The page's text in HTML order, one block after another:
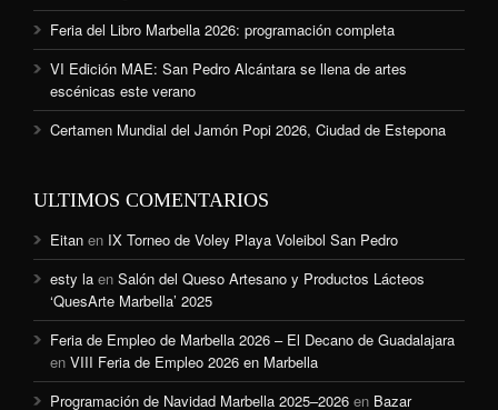
Feria del Libro Marbella 2026: programación completa
VI Edición MAE: San Pedro Alcántara se llena de artes
escénicas este verano
Certamen Mundial del Jamón Popi 2026, Ciudad de Estepona
ULTIMOS COMENTARIOS
Eitan en IX Torneo de Voley Playa Voleibol San Pedro
esty la en Salón del Queso Artesano y Productos Lácteos
‘QuesArte Marbella’ 2025
Feria de Empleo de Marbella 2026 – El Decano de Guadalajara
en VIII Feria de Empleo 2026 en Marbella
Programación de Navidad Marbella 2025–2026 en Bazar